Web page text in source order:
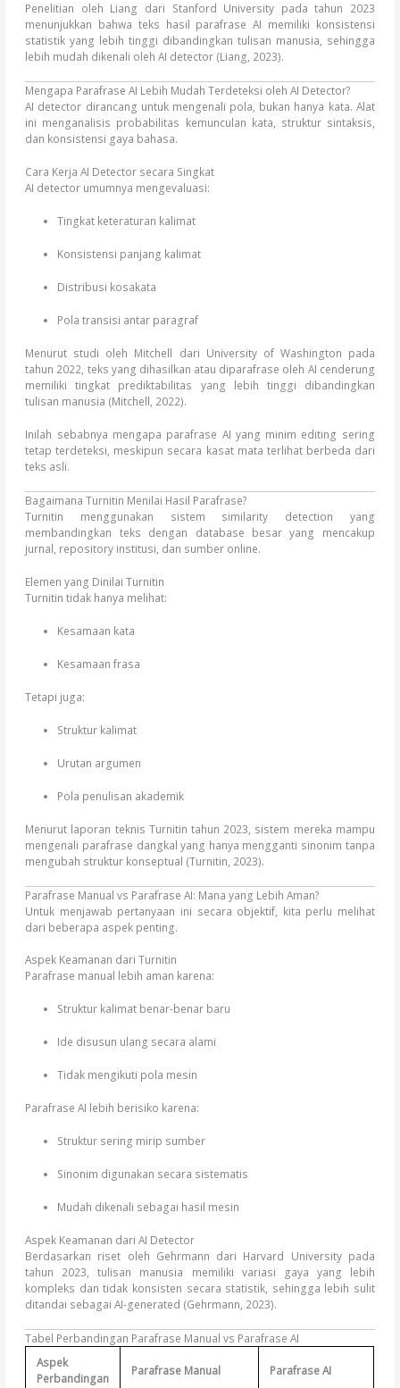
Penelitian oleh Liang dari Stanford University pada tahun 2023
menunjukkan bahwa teks hasil parafrase AI memiliki konsistensi
statistik yang lebih tinggi dibandingkan tulisan manusia, sehingga
lebih mudah dikenali oleh AI detector (Liang, 2023).
Mengapa Parafrase AI Lebih Mudah Terdeteksi oleh AI Detector?
AI detector dirancang untuk mengenali pola, bukan hanya kata. Alat
ini menganalisis probabilitas kemunculan kata, struktur sintaksis,
dan konsistensi gaya bahasa.
Cara Kerja AI Detector secara Singkat
AI detector umumnya mengevaluasi:
Tingkat keteraturan kalimat
Konsistensi panjang kalimat
Distribusi kosakata
Pola transisi antar paragraf
Menurut studi oleh Mitchell dari University of Washington pada
tahun 2022, teks yang dihasilkan atau diparafrase oleh AI cenderung
memiliki tingkat prediktabilitas yang lebih tinggi dibandingkan
tulisan manusia (Mitchell, 2022).
Inilah sebabnya mengapa parafrase AI yang minim editing sering
tetap terdeteksi, meskipun secara kasat mata terlihat berbeda dari
teks asli.
Bagaimana Turnitin Menilai Hasil Parafrase?
Turnitin menggunakan sistem similarity detection yang
membandingkan teks dengan database besar yang mencakup
jurnal, repository institusi, dan sumber online.
Elemen yang Dinilai Turnitin
Turnitin tidak hanya melihat:
Kesamaan kata
Kesamaan frasa
Tetapi juga:
Struktur kalimat
Urutan argumen
Pola penulisan akademik
Menurut laporan teknis Turnitin tahun 2023, sistem mereka mampu
mengenali parafrase dangkal yang hanya mengganti sinonim tanpa
mengubah struktur konseptual (Turnitin, 2023).
Parafrase Manual vs Parafrase AI: Mana yang Lebih Aman?
Untuk menjawab pertanyaan ini secara objektif, kita perlu melihat
dari beberapa aspek penting.
Aspek Keamanan dari Turnitin
Parafrase manual lebih aman karena:
Struktur kalimat benar-benar baru
Ide disusun ulang secara alami
Tidak mengikuti pola mesin
Parafrase AI lebih berisiko karena:
Struktur sering mirip sumber
Sinonim digunakan secara sistematis
Mudah dikenali sebagai hasil mesin
Aspek Keamanan dari AI Detector
Berdasarkan riset oleh Gehrmann dari Harvard University pada
tahun 2023, tulisan manusia memiliki variasi gaya yang lebih
kompleks dan tidak konsisten secara statistik, sehingga lebih sulit
ditandai sebagai AI-generated (Gehrmann, 2023).
Tabel Perbandingan Parafrase Manual vs Parafrase AI
Aspek
Perbandingan
Parafrase Manual Parafrase AI